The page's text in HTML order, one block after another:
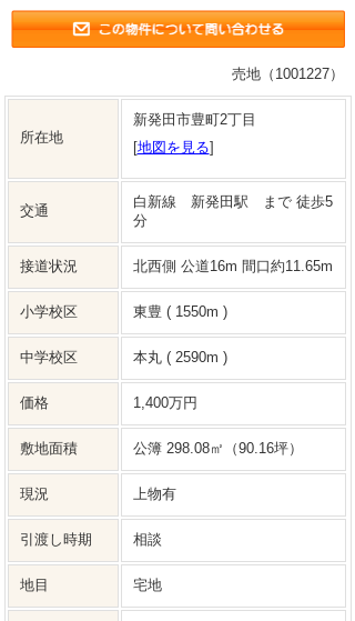
売地（1001227）
所在地
新発田市豊町2丁目
[地図を見る]
交通
白新線 新発田駅 まで 徒歩5
分
接道状況 北西側 公道16m 間口約11.65m
小学校区 東豊 ( 1550m )
中学校区 本丸 ( 2590m )
価格 1,400万円
敷地面積 公簿 298.08㎡（90.16坪）
現況 上物有
引渡し時期 相談
地目 宅地